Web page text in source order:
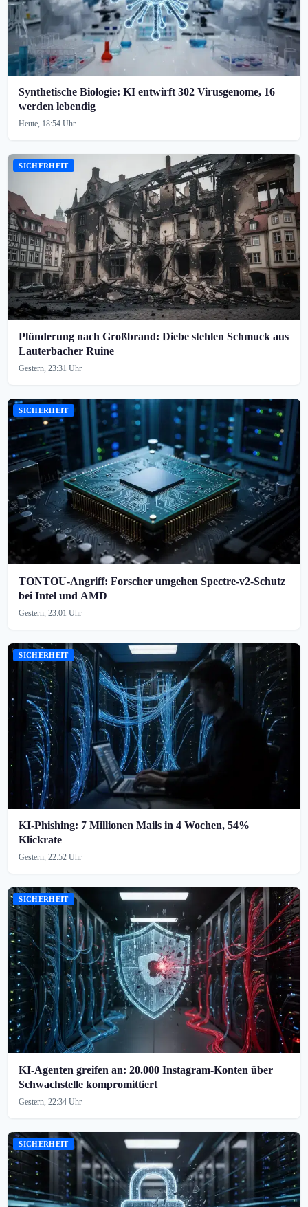
Synthetische Biologie: KI entwirft 302 Virusgenome, 16
werden lebendig
Heute, 18:54 Uhr
SICHERHEIT
Plünderung nach Großbrand: Diebe stehlen Schmuck aus
Lauterbacher Ruine
Gestern, 23:31 Uhr
SICHERHEIT
TONTOU-Angriff: Forscher umgehen Spectre-v2-Schutz
bei Intel und AMD
Gestern, 23:01 Uhr
SICHERHEIT
KI-Phishing: 7 Millionen Mails in 4 Wochen, 54%
Klickrate
Gestern, 22:52 Uhr
SICHERHEIT
KI-Agenten greifen an: 20.000 Instagram-Konten über
Schwachstelle kompromittiert
Gestern, 22:34 Uhr
SICHERHEIT